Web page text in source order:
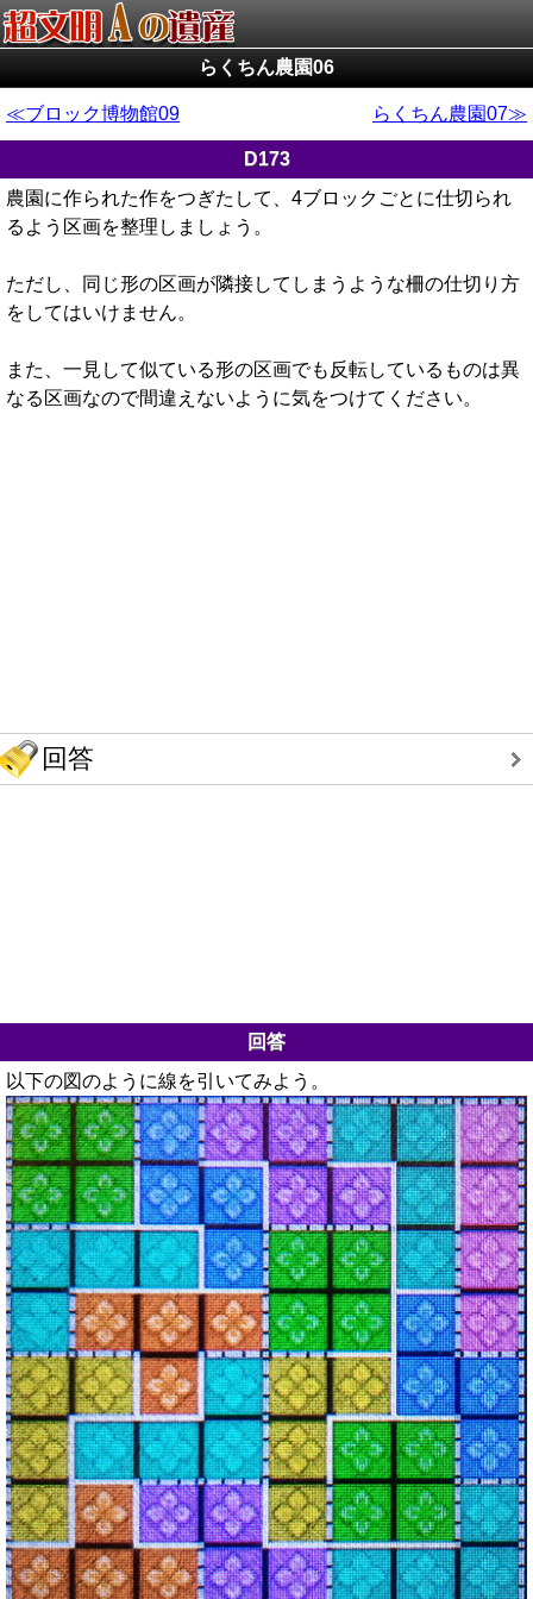
らくちん農園06
ブロック博物館09 らくちん農園07
D173
農園に作られた作をつぎたして、4ブロックごとに仕切られ
るよう区画を整理しましょう。
ただし、同じ形の区画が隣接してしまうような柵の仕切り方
をしてはいけません。
また、一見して似ている形の区画でも反転しているものは異
なる区画なので間違えないように気をつけてください。
回答
回答
以下の図のように線を引いてみよう。